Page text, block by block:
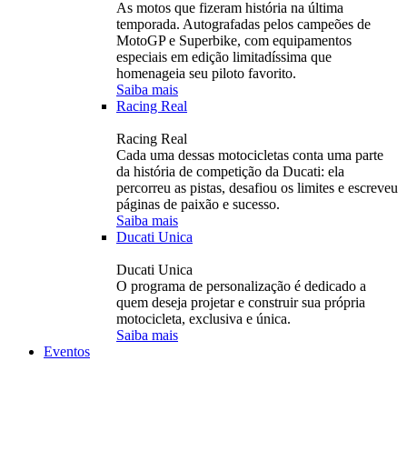
As motos que fizeram história na última
temporada. Autografadas pelos campeões de
MotoGP e Superbike, com equipamentos
especiais em edição limitadíssima que
homenageia seu piloto favorito.
Saiba mais
Racing Real
Racing Real
Cada uma dessas motocicletas conta uma parte
da história de competição da Ducati: ela
percorreu as pistas, desafiou os limites e escreveu
páginas de paixão e sucesso.
Saiba mais
Ducati Unica
Ducati Unica
O programa de personalização é dedicado a
quem deseja projetar e construir sua própria
motocicleta, exclusiva e única.
Saiba mais
Eventos